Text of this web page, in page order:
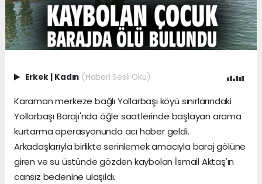
Erkek | Kadın (Haberi Sesli Oku)
Karaman merkeze bağlı Yollarbaşı köyü sınırlarındaki
Yollarbaşı Barajı'nda öğle saatlerinde başlayan arama
kurtarma operasyonunda acı haber geldi.
Arkadaşlarıyla birlikte serinlemek amacıyla baraj gölüne
giren ve su üstünde gözden kaybolan İsmail Aktaş'ın
cansız bedenine ulaşıldı.